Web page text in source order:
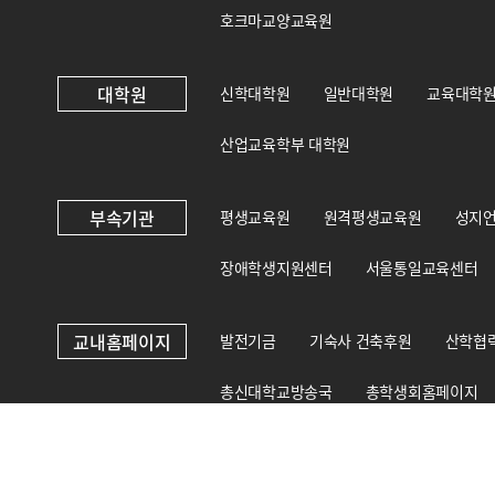
호크마교양교육원
대학원 신학대학원 일반대학원 교육대학원
산업교육학부 대학원
부속기관 평생교육원 원격평생교육원 성지
장애학생지원센터 서울통일교육센터
교내홈페이지 발전기금 기숙사 건축후원 산학협
총신대학교방송국 총학생회홈페이지